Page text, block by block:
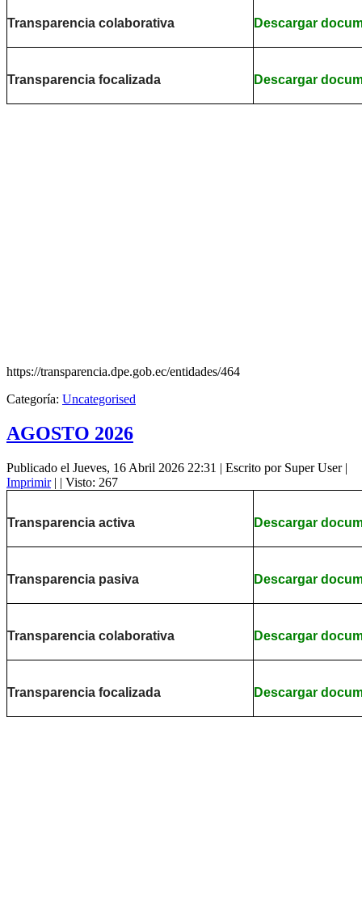
Transparencia colaborativa Descargar
Transparencia focalizada Descargar
https://transparencia.dpe.gob.ec/entidades/464
Categoría: Uncategorised
AGOSTO 2026
Publicado el Jueves, 16 Abril 2026 22:31 | Escrito por Super User|
Imprimir| | Visto: 267
Transparencia activa Descargar
Transparencia pasiva Descargar
Transparencia colaborativa Descargar
Transparencia focalizada Descargar